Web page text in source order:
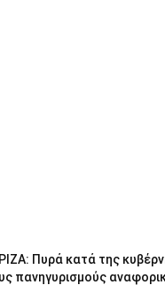
Πυρά κατά της
πανηγυρισμούς